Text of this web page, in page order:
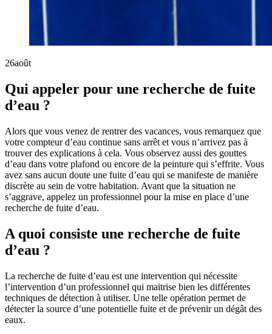
26août
Qui appeler pour une recherche de fuite
d’eau ?
Alors que vous venez de rentrer des vacances, vous remarquez que
votre compteur d’eau continue sans arrêt et vous n’arrivez pas à
trouver des explications à cela. Vous observez aussi des gouttes
d’eau dans votre plafond ou encore de la peinture qui s’effrite. Vous
avez sans aucun doute une fuite d’eau qui se manifeste de manière
discrète au sein de votre habitation. Avant que la situation ne
s’aggrave, appelez un professionnel pour la mise en place d’une
recherche de fuite d’eau.
A quoi consiste une recherche de fuite
d’eau ?
La recherche de fuite d’eau est une intervention qui nécessite
l’intervention d’un professionnel qui maitrise bien les différentes
techniques de détection à utiliser. Une telle opération permet de
détecter la source d’une potentielle fuite et de prévenir un dégât des
eaux.